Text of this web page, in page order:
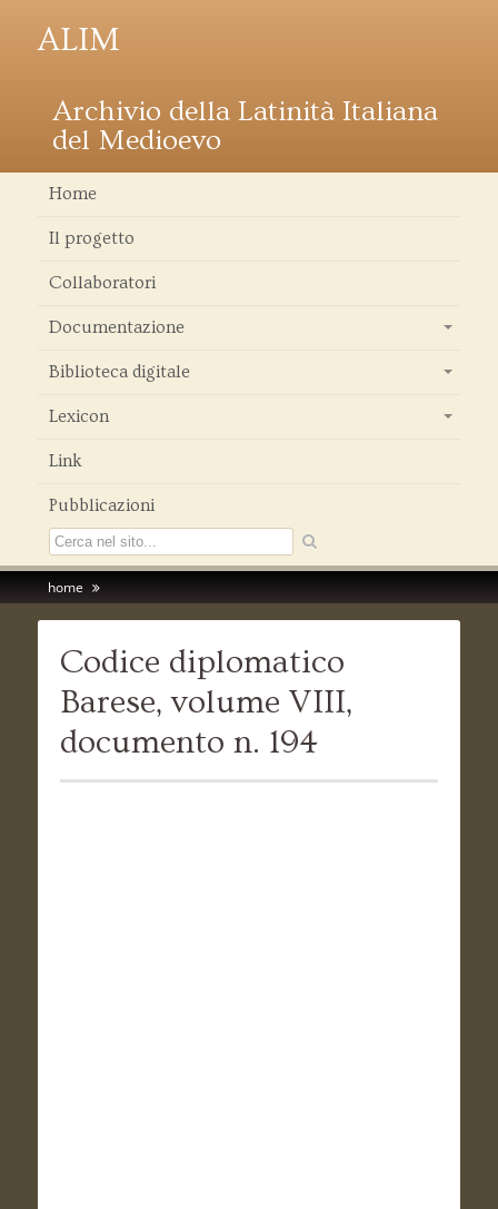
ALIM
Archivio della Latinità Italiana
del Medioevo
Home
Il progetto
Collaboratori
Documentazione
Biblioteca digitale
Lexicon
Link
Pubblicazioni
home
Codice diplomatico
Barese, volume VIII,
documento n. 194